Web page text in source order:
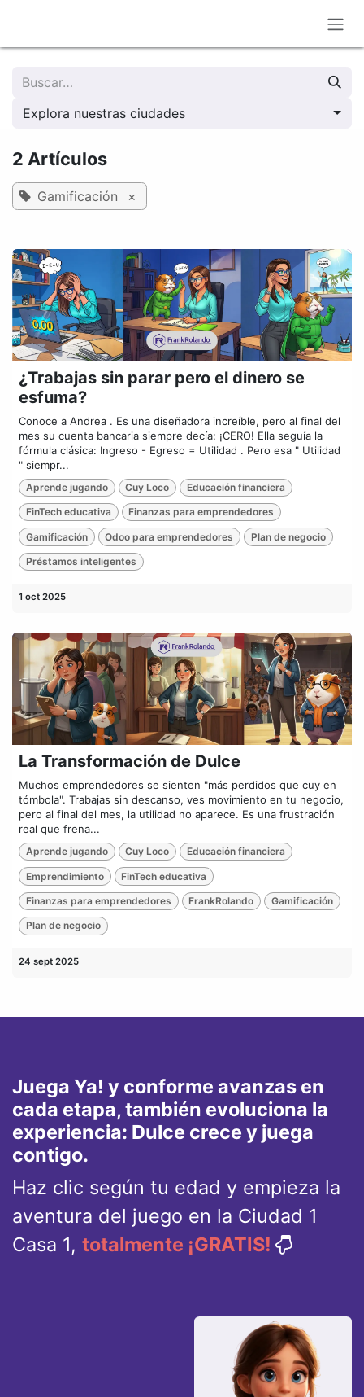
Explora nuestras ciudades
2 Artículos
Gamificación ×
¿Trabajas sin parar pero el dinero se
esfuma?
Conoce a Andrea . Es una diseñadora increíble, pero al final del
mes su cuenta bancaria siempre decía: ¡CERO! Ella seguía la
fórmula clásica: Ingreso - Egreso = Utilidad . Pero esa " Utilidad
" siempr...
Aprende jugando Cuy Loco Educación financiera
FinTech educativa Finanzas para emprendedores
Gamificación Odoo para emprendedores Plan de negocio
Préstamos inteligentes
1 oct 2025
La Transformación de Dulce
Muchos emprendedores se sienten "más perdidos que cuy en
tómbola". Trabajas sin descanso, ves movimiento en tu negocio,
pero al final del mes, la utilidad no aparece. Es una frustración
real que frena...
Aprende jugando Cuy Loco Educación financiera
Emprendimiento FinTech educativa
Finanzas para emprendedores FrankRolando Gamificación
Plan de negocio
24 sept 2025
Juega Ya! y conforme avanzas en
cada etapa, también evoluciona la
experiencia: Dulce crece y juega
contigo.
Haz clic según tu edad y empieza la
aventura del juego en la Ciudad 1
Casa 1, totalmente ¡GRATIS!